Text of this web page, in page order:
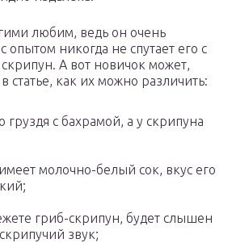
любим, ведь он очень
опытом никогда не спутает его с
А вот новичок может,
статье, как их можно различить:
груздя с бахрамой, а у скрипуна
молочно-белый сок, вкус его
гриб-скрипун, будет слышен
звук;